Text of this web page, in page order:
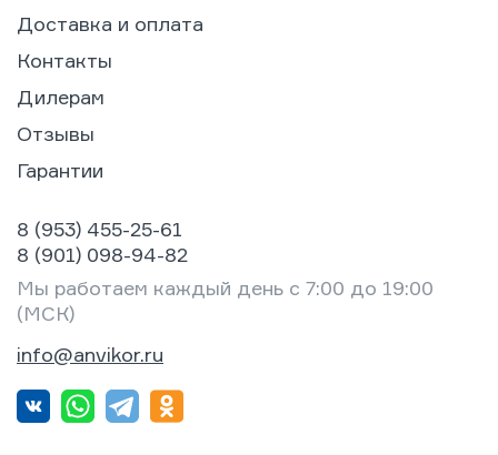
Доставка и оплата
Контакты
Дилерам
Отзывы
Гарантии
8 (953) 455-25-61
8 (901) 098-94-82
Мы работаем каждый день с 7:00 до 19:00
(МСК)
info@anvikor.ru